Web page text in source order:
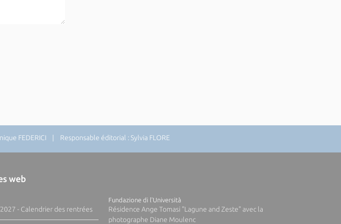
FEDERICI | Responsable éditorial : Sylvia FLORE
web
- Calendrier des rentrées
Fundazione di l'Università
Résidence Ange Tomasi "Lagune and Zeste" avec la
photographe Diane Moulenc